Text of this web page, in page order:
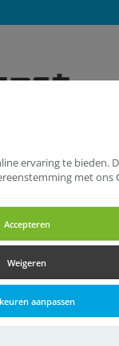
ervaring te bieden.
met ons
Accepteren
Weigeren
aanpassen